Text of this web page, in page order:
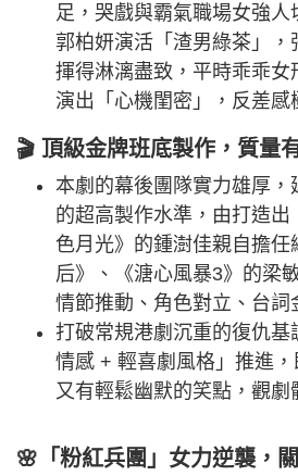
足，哭戲與霸氣職場女強
郭柏妍演活「渣男綠茶」
揮得淋漓盡致，平時乖乖
演出「心機閨密」，反差感
🎬 頂級金牌班底製作，質量
本劇的幕後團隊實力雄厚，
的超高製作水準，由打造出
色月光》的鍾澍佳親自擔任
后》、《溏心風暴3》的梁
情節推動、角色對立、台詞
打破常規港劇沉重的復仇基
情感 + 輕喜劇風格」推進，
又有輕鬆幽默的笑點，觀劇
🌸「粉紅兵團」女力逆襲，